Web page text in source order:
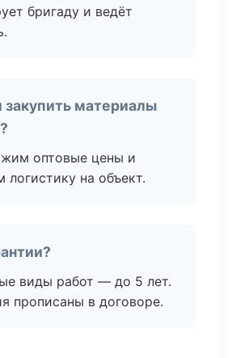
бригаду и ведёт
материалы
оптовые цены и
логистику на объект.
виды работ — до 5 лет.
прописаны в договоре.